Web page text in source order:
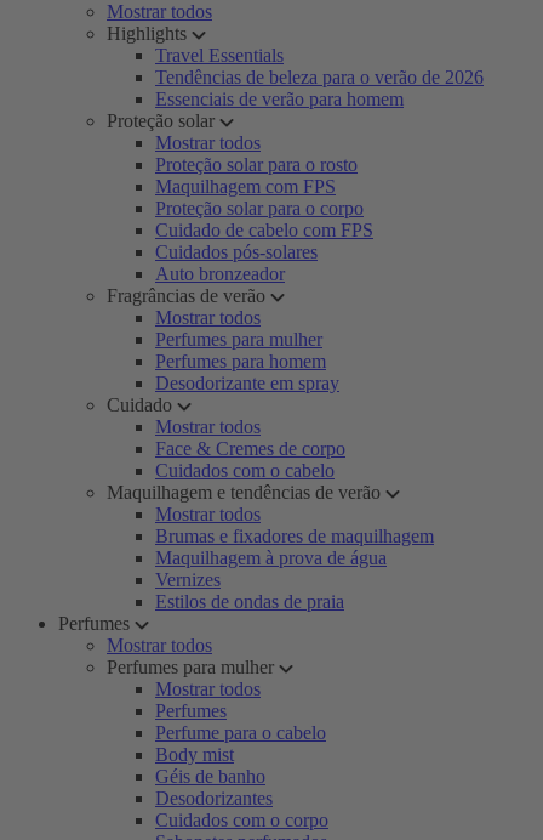
Mostrar todos
Highlights
Travel Essentials
Tendências de beleza para o verão de 2026
Essenciais de verão para homem
Proteção solar
Mostrar todos
Proteção solar para o rosto
Maquilhagem com FPS
Proteção solar para o corpo
Cuidado de cabelo com FPS
Cuidados pós-solares
Auto bronzeador
Fragrâncias de verão
Mostrar todos
Perfumes para mulher
Perfumes para homem
Desodorizante em spray
Cuidado
Mostrar todos
Face & Cremes de corpo
Cuidados com o cabelo
Maquilhagem e tendências de verão
Mostrar todos
Brumas e fixadores de maquilhagem
Maquilhagem à prova de água
Vernizes
Estilos de ondas de praia
Perfumes
Mostrar todos
Perfumes para mulher
Mostrar todos
Perfumes
Perfume para o cabelo
Body mist
Géis de banho
Desodorizantes
Cuidados com o corpo